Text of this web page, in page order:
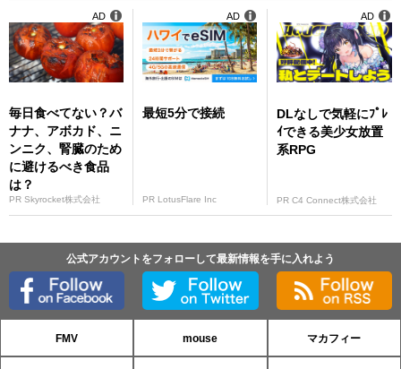
毎日食べてない？バ
ナナ、アボカド、ニ
ンニク、腎臓のため
に避けるべき食品
は？
PR Skyrocket株式会社
AD
最短5分で接続
PR LotusFlare Inc
AD
DLなしで気軽にﾌﾟﾚ
ｲできる美少女放置
系RPG
PR C4 Connect株式会社
AD
公式アカウントをフォローして最新情報を手に入れよう
FMV mouse マカフィー